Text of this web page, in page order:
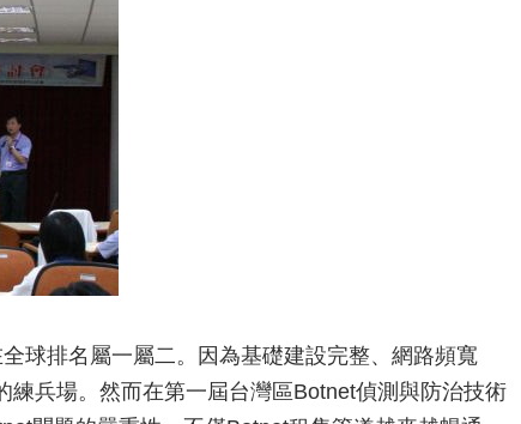
球排名屬一屬二。因為基礎建設完整、網路頻寬
兵場。然而在第一屆台灣區Botnet偵測與防治技術